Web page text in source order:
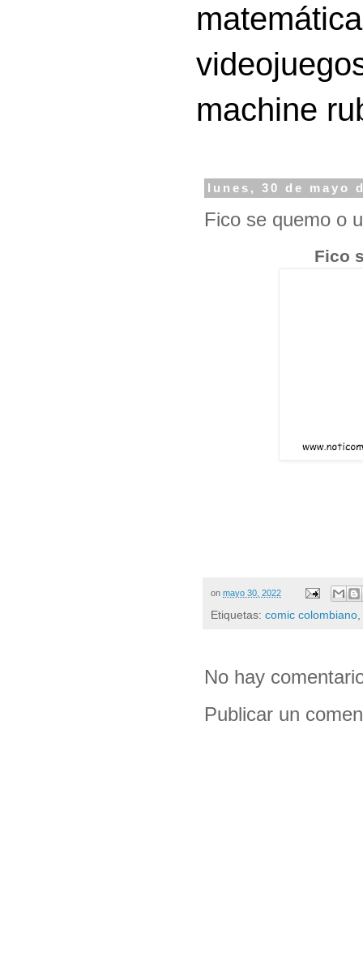
machine
lunes, 30 de mayo
Fico se quemo o
Fico
on mayo 30, 2022
Etiquetas: comic colombiano
No hay
Publicar un